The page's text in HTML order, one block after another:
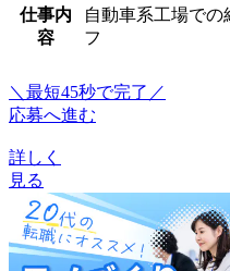
仕事内
容
自動車系工場で
フ
＼最短45秒で完了／
応募へ進む
詳しく
見る